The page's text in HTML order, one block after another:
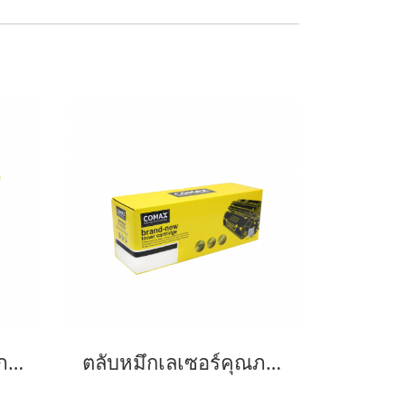
ตลับหมึกเลเซอร์คุณภาพสูงสำหรับ SAMSUNG รุ่น MLT-D103L ตลับหมึกเลเซอร์คุณภาพสูงสำหรับ SAMSUNG รุ่น MLT-D103S